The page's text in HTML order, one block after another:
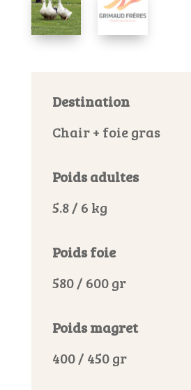
Destination
Chair + foie gras
Poids adultes
5.8 / 6 kg
Poids foie
580 / 600 gr
Poids magret
400 / 450 gr